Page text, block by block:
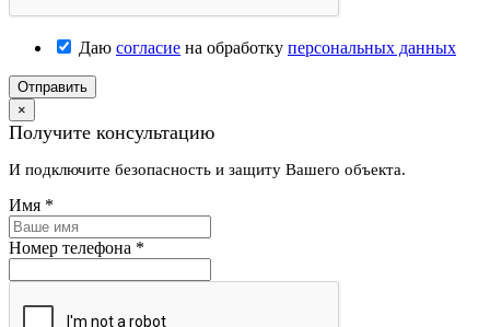
Даю согласие на обработку персональных данных
Отправить
×
Получите консультацию
И подключите безопасность и защиту Вашего объекта.
Имя *
Номер телефона *